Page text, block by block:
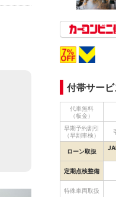
付帯サービ
代車無料
（板金）
早期予約割引
（早割車検）
ローン取扱
定期点検整備
特殊車両取扱